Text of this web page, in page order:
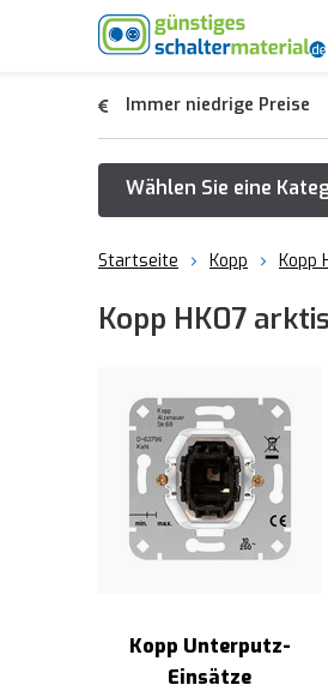
Immer niedrige Preise
Wählen Sie eine
Startseite Kopp Kopp
Kopp HK07
Kopp Unterputz-
Einsätze